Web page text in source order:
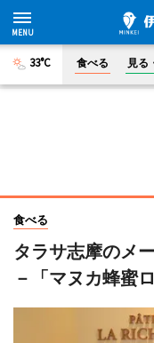
33°C 食べる 見る
食べる
タラサ志摩のメ
－「マヌカ蜂蜜